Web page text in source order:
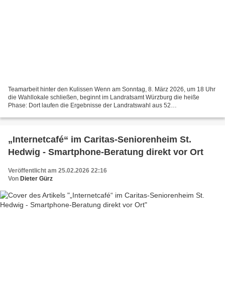
Teamarbeit hinter den Kulissen Wenn am Sonntag, 8. März 2026, um 18 Uhr
die Wahllokale schließen, beginnt im Landratsamt Würzburg die heiße
Phase: Dort laufen die Ergebnisse der Landratswahl aus 52
„Internetcafé“ im Caritas-Seniorenheim St.
Hedwig - Smartphone-Beratung direkt vor Ort
Veröffentlicht am 25.02.2026 22:16
Von Dieter Gürz